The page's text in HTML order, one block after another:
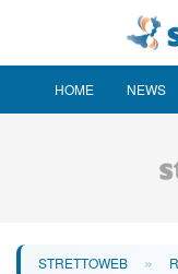
HOME NEWS
STRETTOWEB »